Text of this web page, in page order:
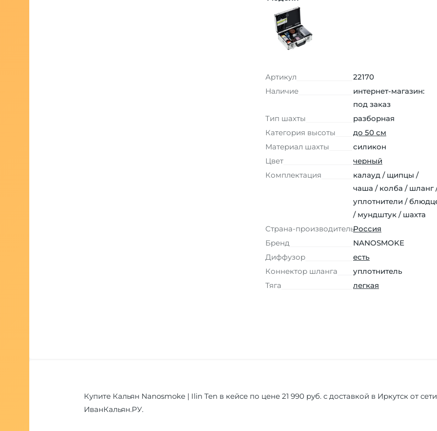
Артикул
22170
Наличие
интернет-магазин:
под заказ
Тип шахты
разборная
Категория высоты
до 50 см
Материал шахты
силикон
Цвет
черный
Комплектация
калауд / щипцы /
чаша / колба / шланг
уплотнители /
/ мундштук / шахта
Страна-производительРоссия
Бренд
NANOSMOKE
Диффузор
есть
Коннектор шланга
уплотнитель
Тяга
легкая
Купите Кальян Nanosmoke | Ilin Ten в кейсе по цене 21 990 руб. с доставкой в Иркутск от
ИванКальян.РУ.